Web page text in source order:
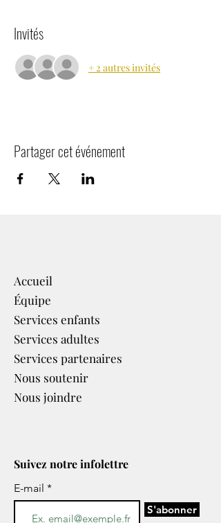
Invités
+ 2 autres invités
Partager cet événement
Accueil
Équipe
Services enfants
Services adultes
Services partenaires​
Nous soutenir
Nous joindre
Suivez notre infolettre
E-mail
S'abonner